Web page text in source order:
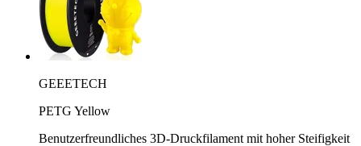
GEEETECH
PETG Yellow
Benutzerfreundliches 3D-Druckfilament mit hoher Steifigkeit